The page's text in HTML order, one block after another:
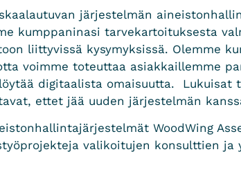
järjestelmän
kumppaninasi tarvekartoituksesta
liittyvissä kysymyksissä. Olemme
voimme toteuttaa asiakkaillemme
digitaalista omaisuutta. Lukuisat
ettet jää uuden järjestelmän
WoodWing
valikoitujen konsulttien ja